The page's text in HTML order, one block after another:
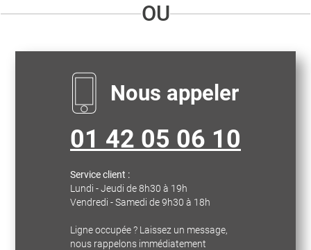
OU
Nous appeler
01 42 05 06 10
Service client :
Lundi - Jeudi de 8h30 à 19h
Vendredi - Samedi de 9h30 à 18h
Ligne occupée ? Laissez un message,
nous rappelons immédiatement